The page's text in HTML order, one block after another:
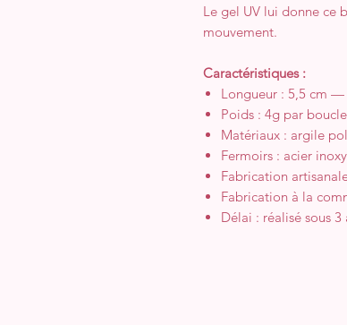
Le gel UV lui donne ce
mouvement.
Caractéristiques :
Longueur : 5,5 cm —
Poids : 4g par
Matériaux : argile
Fermoirs : acier
Fabrication
Fabrication à la
Délai : réalisé sous 3